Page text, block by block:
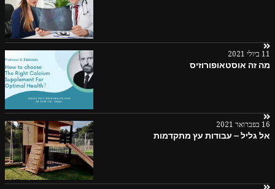
11 ביולי 2021
מה זה אוסטאופורוזיס
16 בפברואר 2021
אל גליל – עבודות עץ מתקדמות